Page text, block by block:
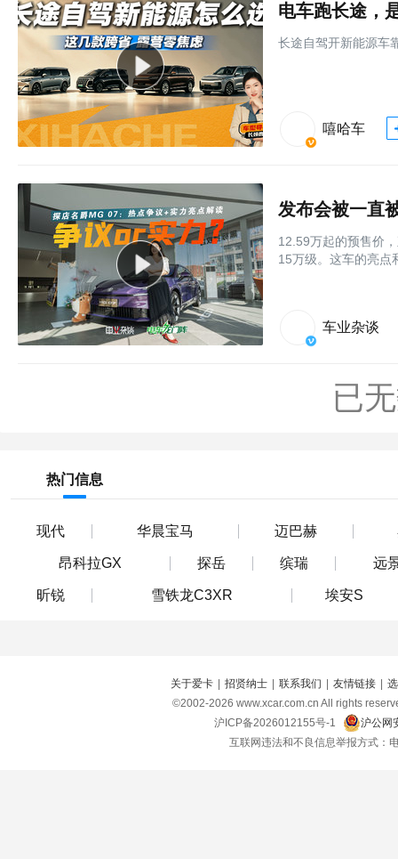
电车跑长途，
长途自驾开新能源车
嘻哈车
发布会被一直
12.59万起的预售价
15万级。这车的亮点
车业杂谈
已
热门信息
现代 华晨宝马 迈巴赫
昂科拉GX 探岳 缤瑞 远
昕锐 雪铁龙C3XR 埃安S
关于爱卡 招贤纳士 联系我们 友情链接
©2002-2026 www.xcar.com.cn All rights
沪ICP备2026012155号-1
沪公网
互联网违法和不良信息举报方式：